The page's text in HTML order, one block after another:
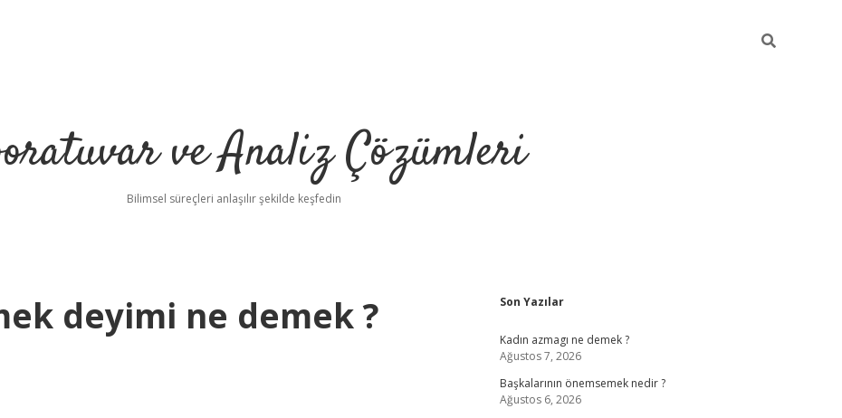
ve Analiz Çözümleri
Bilimsel süreçleri anlaşılır şekilde keşfedin
deyimi ne demek ? Sidebar
Son Yazılar
Kadın azmagı ne demek ?
Ağustos 7, 2026
Başkalarının önemsemek nedir ?
Ağustos 6, 2026